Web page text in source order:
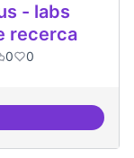
- labs
recerca
0 0
d'ateneus -